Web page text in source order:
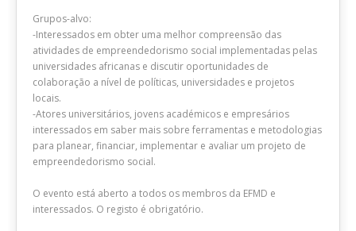
Grupos-alvo:
-Interessados em obter uma melhor compreensão das
atividades de empreendedorismo social implementadas pelas
universidades africanas e discutir oportunidades de
colaboração a nível de políticas, universidades e projetos
locais.
-Atores universitários, jovens académicos e empresários
interessados em saber mais sobre ferramentas e metodologias
para planear, financiar, implementar e avaliar um projeto de
empreendedorismo social.
O evento está aberto a todos os membros da EFMD e
interessados. O registo é obrigatório.